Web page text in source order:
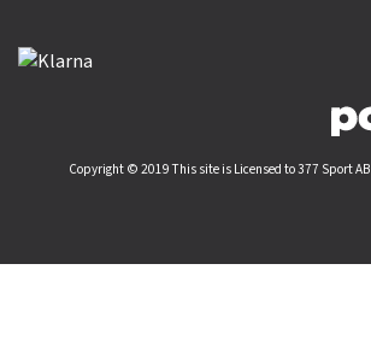
Copyright © 2019 This site is Licensed to 377 Sport AB